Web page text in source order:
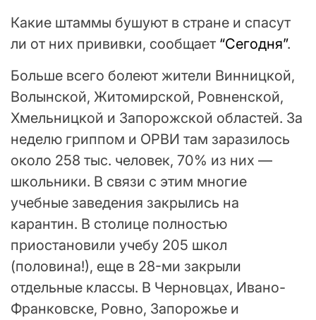
Какие штаммы бушуют в стране и спасут
ли от них прививки, сообщает “Сегодня”.
Больше всего болеют жители Винницкой,
Волынской, Житомирской, Ровненской,
Хмельницкой и Запорожской областей. За
неделю гриппом и ОРВИ там заразилось
около 258 тыс. человек, 70% из них —
школьники. В связи с этим многие
учебные заведения закрылись на
карантин. В столице полностью
приостановили учебу 205 школ
(половина!), еще в 28-ми закрыли
отдельные классы. В Черновцах, Ивано-
Франковске, Ровно, Запорожье и